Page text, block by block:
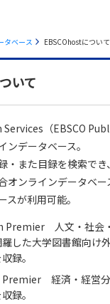
タベース EBSCOhostについて
いて
（EBSCO
データベース。
・また目録を検索でき
オンラインデータベー
が利用可能。
Premier 人文・社会
した大学図書館向け
録。
Premier 経済・経営
録。